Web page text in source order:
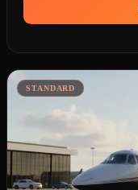
STANDARD